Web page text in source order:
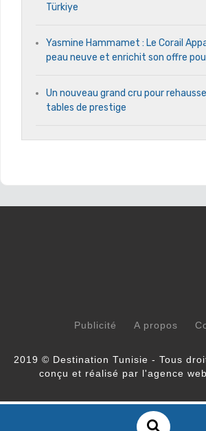
Türkiye
Yasmine Hammamet : Le Corail
peau neuve et enrichit son offre
Un nouveau grand cru pour
tables de prestige
Publicité A propos
2019 © Destination Tunisie - Tous
conçu et réalisé par l'agence web